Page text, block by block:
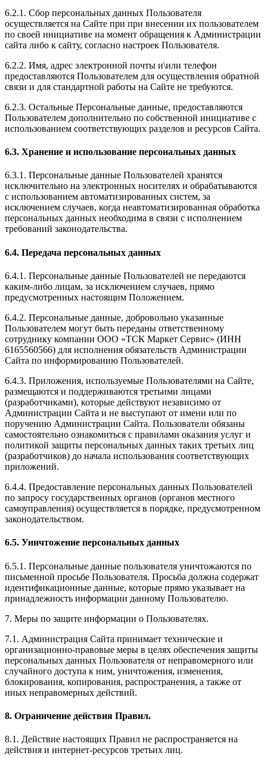
6.2.1. Сбор персональных данных Пользователя
осуществляется на Сайте при при внесении их пользователем
по своей инициативе на момент обращения к Администрации
сайта либо к сайту, согласно настроек Пользователя.
6.2.2. Имя, адрес электронной почты и\или телефон
предоставляются Пользователем для осуществления обратной
связи и для стандартной работы на Сайте не требуются.
6.2.3. Остальные Персональные данные, предоставляются
Пользователем дополнительно по собственной инициативе с
использованием соответствующих разделов и ресурсов Сайта.
6.3. Хранение и использование персональных данных
6.3.1. Персональные данные Пользователей хранятся
исключительно на электронных носителях и обрабатываются
с использованием автоматизированных систем, за
исключением случаев, когда неавтоматизированная обработка
персональных данных необходима в связи с исполнением
требований законодательства.
6.4. Передача персональных данных
6.4.1. Персональные данные Пользователей не передаются
каким-либо лицам, за исключением случаев, прямо
предусмотренных настоящим Положением.
6.4.2. Персональные данные, добровольно указанные
Пользователем могут быть переданы ответственному
сотруднику компании ООО «ТСК Маркет Сервис» (ИНН
6165560566) для исполнения обязательств Администрации
Сайта по информированию Пользователей.
6.4.3. Приложения, используемые Пользователями на Сайте,
размещаются и поддерживаются третьими лицами
(разработчиками), которые действуют независимо от
Администрации Сайта и не выступают от имени или по
поручению Администрации Сайта. Пользователи обязаны
самостоятельно ознакомиться с правилами оказания услуг и
политикой защиты персональных данных таких третьих лиц
(разработчиков) до начала использования соответствующих
приложений.
6.4.4. Предоставление персональных данных Пользователей
по запросу государственных органов (органов местного
самоуправления) осуществляется в порядке, предусмотренном
законодательством.
6.5. Уничтожение персональных данных
6.5.1. Персональные данные пользователя уничтожаются по
письменной просьбе Пользователя. Просьба должна содержат
идентификационные данные, которые прямо указывает на
принадлежность информации данному Пользователю.
7. Меры по защите информации о Пользователях.
7.1. Администрация Сайта принимает технические и
организационно-правовые меры в целях обеспечения защиты
персональных данных Пользователя от неправомерного или
случайного доступа к ним, уничтожения, изменения,
блокирования, копирования, распространения, а также от
иных неправомерных действий.
8. Ограничение действия Правил.
8.1. Действие настоящих Правил не распространяется на
действия и интернет-ресурсов третьих лиц.